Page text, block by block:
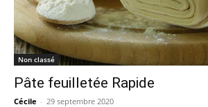
Non classé
Pâte feuilletée Rapide
Cécile - 29 septembre 2020